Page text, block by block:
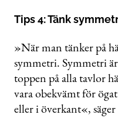
Tips 4: Tänk
»När man tänker på
symmetri. Symmetri
toppen på alla tavlor
vara obekvämt för
eller i överkant«,